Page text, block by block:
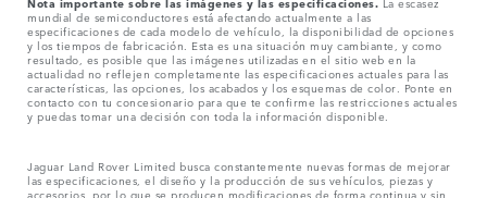
mundial de semiconductores está afectando actualmente a las
especificaciones de cada modelo de vehículo, la disponibilidad de opciones
y los tiempos de fabricación. Esta es una situación muy cambiante, y como
resultado, es posible que las imágenes utilizadas en el sitio web en la
actualidad no reflejen completamente las especificaciones actuales para las
características, las opciones, los acabados y los esquemas de color. Ponte en
contacto con tu concesionario para que te confirme las restricciones actuales
y puedas tomar una decisión con toda la información disponible.
Jaguar Land Rover Limited busca constantemente nuevas formas de mejorar
las especificaciones, el diseño y la producción de sus vehículos, piezas y
accesorios, por lo que se producen modificaciones de forma continua y sin